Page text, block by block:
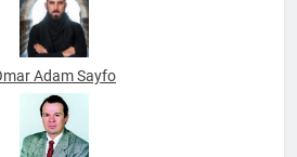
Omar Adam Sayfo